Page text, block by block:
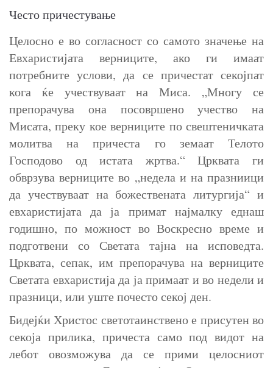
Често причестување
Целосно е во согласност со самото значење на
Евхаристијата верниците, ако ги имаат
потребните услови, да се причестат секојпат
кога ќе учествуваат на Миса. „Многу се
препорачува она посовршено учество на
Мисата, преку кое верниците по свештеничката
молитва на причеста го земаат Телото
Господово од истата жртва.“ Црквата ги
обврзува верниците во „недела и на празниици
да учествуваат на божествената литургија“ и
евхаристијата да ја примат најмалку еднаш
годишно, по можност во Воскресно време и
подготвени со Светата тајна на исповедта.
Црквата, сепак, им препорачува на верниците
Светата евхаристија да ја примаат и во недели и
празници, или уште почесто секој ден.
Бидејќи Христос светотаинствено е присутен во
секоја прилика, причеста само под видот на
лебот овозможува да се прими целосниот